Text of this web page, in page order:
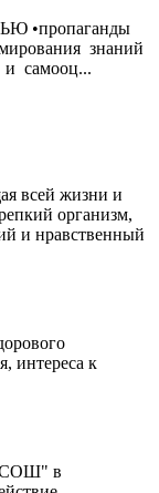
•пропаганды
знаний
и самооц...
всей жизни и
организм,
и нравственный
интереса к
СОШ" в